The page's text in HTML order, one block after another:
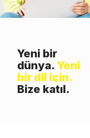
Yeni bir
dünya. Yeni
bir dil için.
Bize katıl.